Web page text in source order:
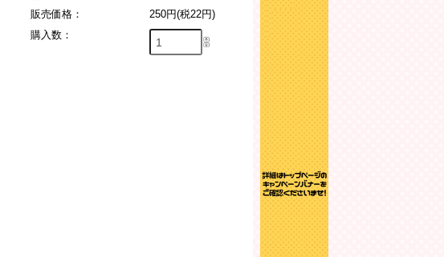
販売価格：
250円(税22円)
購入数：